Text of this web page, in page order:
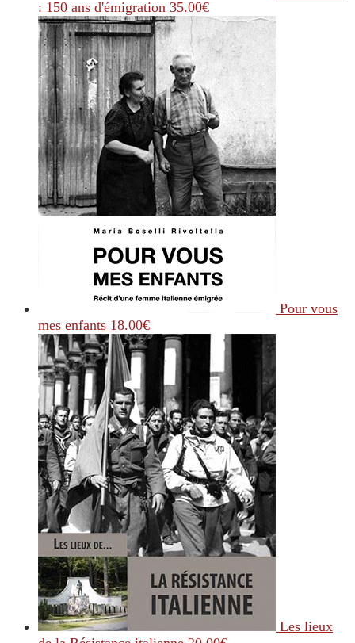
: 150 ans d'émigration 35.00€
Pour vous
mes enfants 18.00€
Les lieux